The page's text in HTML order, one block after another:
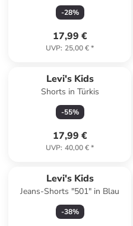
-28%
17,99 €
UVP: 25,00 €*
Levi's Kids
Shorts in Türkis
-55%
17,99 €
UVP: 40,00 €*
Levi's Kids
Jeans-Shorts "501" in Blau
-38%